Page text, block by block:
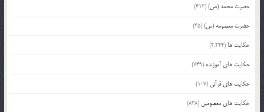
حضرت محمد (ص)(613)
حضرت معصومه (س)(45)
حکایت ها (2,244)
حکایت های آموزنده (749)
حکایت های قرآنی (107)
حکایت های معصومین (838)